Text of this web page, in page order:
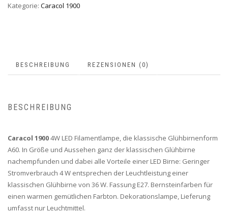
Kategorie: Caracol 1900
BESCHREIBUNG REZENSIONEN (0)
BESCHREIBUNG
Caracol 19004W LED Filamentlampe, die klassische Glühbirnenform
A60. In Größe und Aussehen ganz der klassischen Glühbirne
nachempfunden und dabei alle Vorteile einer LED Birne: Geringer
Stromverbrauch 4 W entsprechen der Leuchtleistung einer
klassischen Glühbirne von 36 W. Fassung E27. Bernsteinfarben für
einen warmen gemütlichen Farbton. Dekorationslampe, Lieferung
umfasst nur Leuchtmittel.